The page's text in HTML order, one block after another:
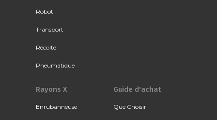
Robot
Transport
Récolte
Pneumatique
Rayons X
Enrubanneuse
Guide d'achat
Que Choisir